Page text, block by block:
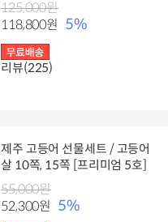
125,000원
118,800원 5%
리뷰(225)
제주 고등어 선물세트 / 고등어
살 10쪽, 15쪽 [프리미엄 5호]
55,000원
52,300원 5%